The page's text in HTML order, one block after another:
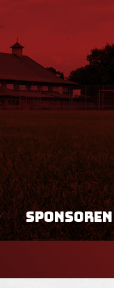
SPONSOREN